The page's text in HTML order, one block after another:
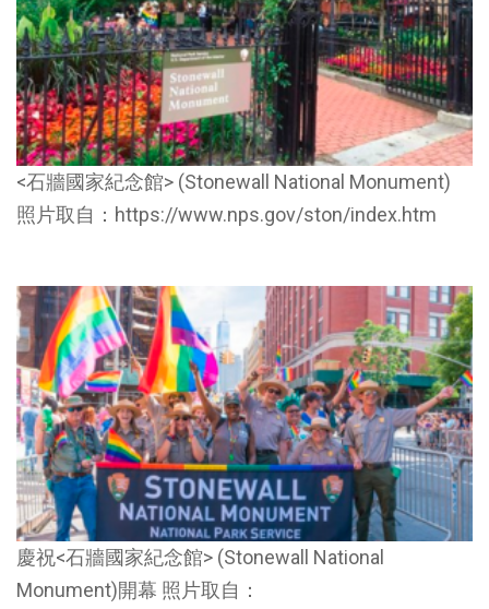
<石牆國家紀念館> (Stonewall National Monument)
照片取自：https://www.nps.gov/ston/index.htm
慶祝<石牆國家紀念館> (Stonewall National
Monument)開幕 照片取自：